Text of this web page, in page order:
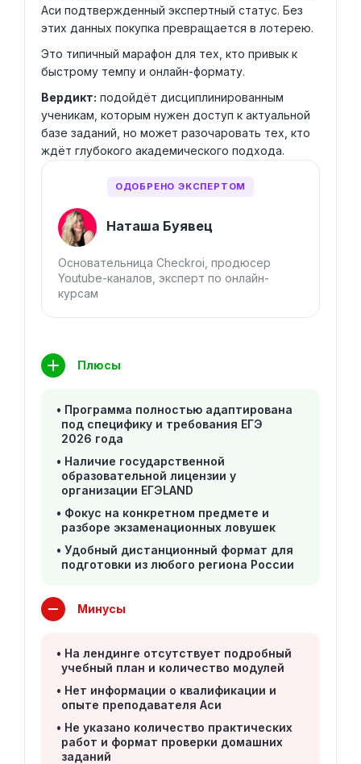
Аси подтвержденный экспертный статус. Без
этих данных покупка превращается в лотерею.
Это типичный марафон для тех, кто привык к
быстрому темпу и онлайн-формату.
Вердикт: подойдёт дисциплинированным
ученикам, которым нужен доступ к актуальной
базе заданий, но может разочаровать тех, кто
ждёт глубокого академического подхода.
ОДОБРЕНО ЭКСПЕРТОМ
Наташа Буявец
Основательница Checkroi, продюсер
Youtube-каналов, эксперт по онлайн-
курсам
Плюсы
Программа полностью адаптирована
под специфику и требования ЕГЭ
2026 года
Наличие государственной
образовательной лицензии у
организации ЕГЭLAND
Фокус на конкретном предмете и
разборе экзаменационных ловушек
Удобный дистанционный формат для
подготовки из любого региона России
Минусы
На лендинге отсутствует подробный
учебный план и количество модулей
Нет информации о квалификации и
опыте преподавателя Аси
Не указано количество практических
работ и формат проверки домашних
заданий